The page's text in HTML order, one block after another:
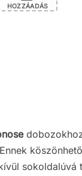
HOZZÁADÁS